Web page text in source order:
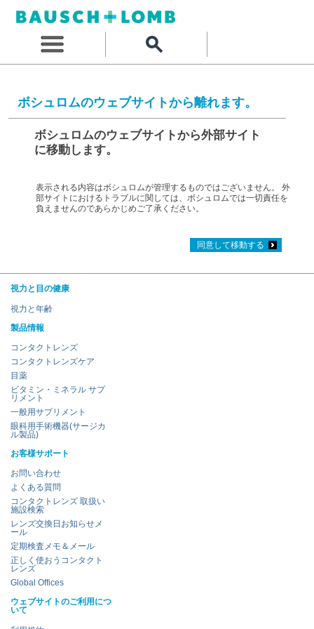
ボシュロムのウェブサイトから離れます。
ボシュロムのウェブサイトから外部サイト
に移動します。
表示される内容はボシュロムが管理するものではございません。 外
部サイトにおけるトラブルに関しては、ボシュロムでは一切責任を
負えませんのであらかじめご了承ください。
同意して移動する
視力と目の健康
視力と年齢
製品情報
コンタクトレンズ
コンタクトレンズケア
目薬
ビタミン・ミネラル サプ
リメント
一般用サプリメント
眼科用手術機器(サージカ
ル製品)
お客様サポート
お問い合わせ
よくある質問
コンタクトレンズ 取扱い
施設検索
レンズ交換日お知らせメ
ール
定期検査メモ＆メール
正しく使おうコンタクト
レンズ
Global Offices
ウェブサイトのご利用につ
いて